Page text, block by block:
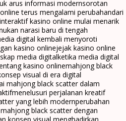
arus informasi modernsorotan
terus mengalami perubahandari
kasino online mulai menarik
narasi baru di tengah
digital kembali menyoroti
kasino onlinejejak kasino online
media digitalketika media digital
kasino onlinemahjong black
visual di era digital
mahjong black scatter dalam
menelusuri perjalanan kreatif
yang lebih modernperubahan
black scatter dengan